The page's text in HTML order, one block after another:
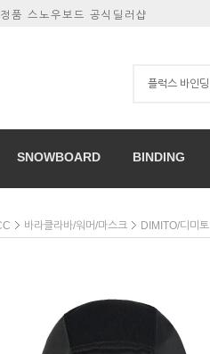
스노우보드 공식딜러샵
SNOWBOARD BINDING
바라클라바/워머/마스크 DIMITO/디미토